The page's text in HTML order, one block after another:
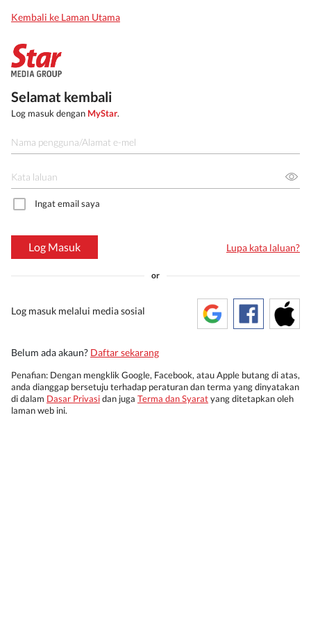
Kembali ke Laman Utama
Selamat kembali
Log masuk dengan MyStar.
Ingat email saya
Log Masuk Lupa kata laluan?
or
Log masuk melalui media sosial
Belum ada akaun? Daftar sekarang
Penafian: Dengan mengklik Google, Facebook, atau Apple butang di atas,
anda dianggap bersetuju terhadap peraturan dan terma yang dinyatakan
di dalam Dasar Privasidan juga Terma dan Syaratyang ditetapkan oleh
laman web ini.